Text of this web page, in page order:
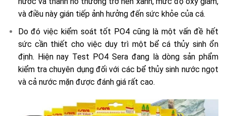
và điều này gián tiếp ảnh hưởng đến sức khỏe của cá.
Do đó việc kiểm soát tốt PO4 cũng là một vấn đề hết
sức cần thiết cho việc duy trì một bể cá thủy sinh ổn
định. Hiện nay Test PO4 Sera đang là dòng sản phẩm
kiểm tra chuyên dụng đối với các bể thủy sinh nước ngọt
và cả nước mặn được đánh giá rất cao.